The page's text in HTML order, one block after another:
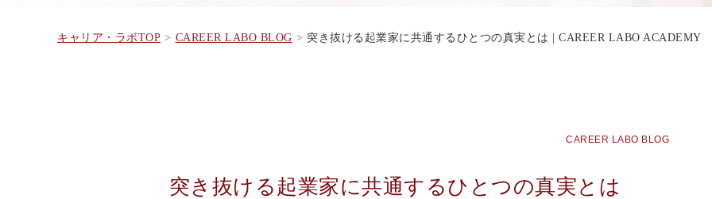
キャリア・ラボTOP CAREER LABO BLOG 突き抜ける起業家に共通するひとつの真実とは | CAREER LABO ACADEMY
CAREER LABO BLOG
突き抜ける起業家に共通するひとつの真実とは